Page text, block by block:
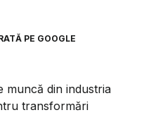
PE GOOGLE
muncă din industria
transformări